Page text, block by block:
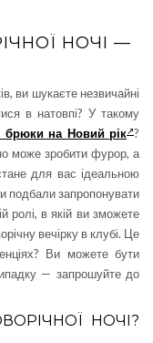
НОЧІ —
ви шукаєте незвичайні
в натовпі? У такому
брюки на Новий рік ?
може зробити фурор, а
для вас ідеальною
подбали запропонувати
ролі, в якій ви зможете
вечірку в клубі. Це
Ви можете бути
— запрошуйте до
НОЧІ?